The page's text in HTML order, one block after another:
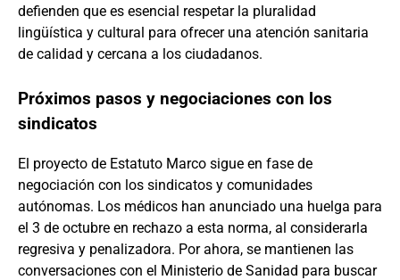
defienden que es esencial respetar la pluralidad
lingüística y cultural para ofrecer una atención sanitaria
de calidad y cercana a los ciudadanos.
Próximos pasos y negociaciones con los
sindicatos
El proyecto de Estatuto Marco sigue en fase de
negociación con los sindicatos y comunidades
autónomas. Los médicos han anunciado una huelga para
el 3 de octubre en rechazo a esta norma, al considerarla
regresiva y penalizadora. Por ahora, se mantienen las
conversaciones con el Ministerio de Sanidad para buscar